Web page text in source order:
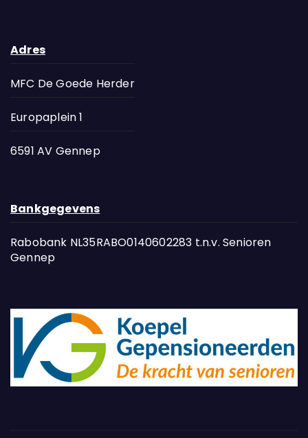
Adres
MFC De Goede Herder
Europaplein 1
6591 AV Gennep
Bankgegevens
Rabobank NL35RABO0140602283 t.n.v. Senioren
Gennep